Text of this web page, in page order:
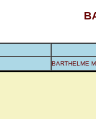
BARTHELME